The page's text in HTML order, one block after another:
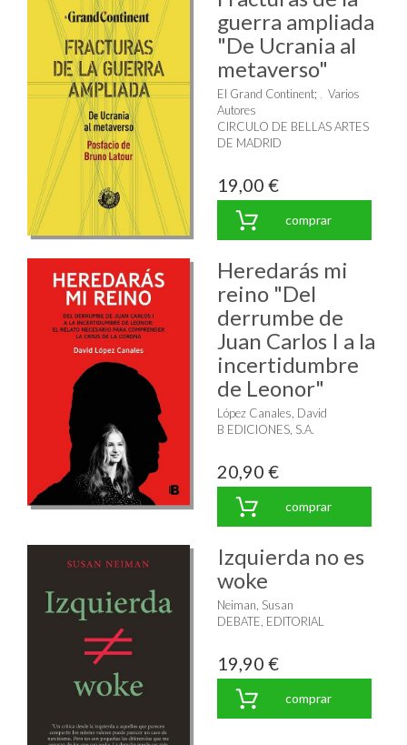
guerra ampliada
"De Ucrania al
metaverso"
El Grand Continent;
Varios
Autores
CIRCULO DE BELLAS ARTES
DE MADRID
19,00 €
comprar
Heredarás mi
reino "Del
derrumbe de
Juan Carlos I a la
incertidumbre
de Leonor"
López Canales, David
B EDICIONES, S.A.
20,90 €
comprar
Izquierda no es
woke
Neiman, Susan
DEBATE, EDITORIAL
19,90 €
comprar